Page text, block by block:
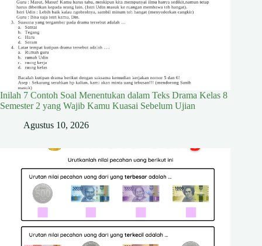
Inilah 7 Contoh Soal Menentukan dalam Teks Drama Kelas 8
Semester 2 yang Wajib Kamu Kuasai Sebelum Ujian
Agustus 10, 2026